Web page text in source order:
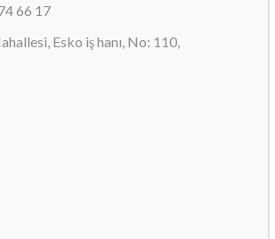
66 17
Esko iş hanı, No: 110,